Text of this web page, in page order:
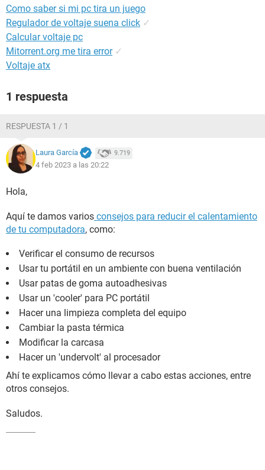
Como saber si mi pc tira un juego
Regulador de voltaje suena click ✓
Calcular voltaje pc
Mitorrent.org me tira error ✓
Voltaje atx
1 respuesta
RESPUESTA 1 / 1
Laura García 9.719
4 feb 2023 a las 20:22
Hola,
Aquí te damos varios consejos para reducir el calentamiento
de tu computadora, como:
Verificar el consumo de recursos
Usar tu portátil en un ambiente con buena ventilación
Usar patas de goma autoadhesivas
Usar un 'cooler' para PC portátil
Hacer una limpieza completa del equipo
Cambiar la pasta térmica
Modificar la carcasa
Hacer un 'undervolt' al procesador
Ahí te explicamos cómo llevar a cabo estas acciones, entre
otros consejos.
Saludos.